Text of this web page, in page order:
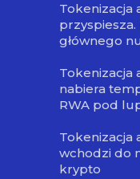
Tokenizacja
głównego
Tokenizacja
nabiera
RWA pod
Tokenizacja
wchodzi do
krypto